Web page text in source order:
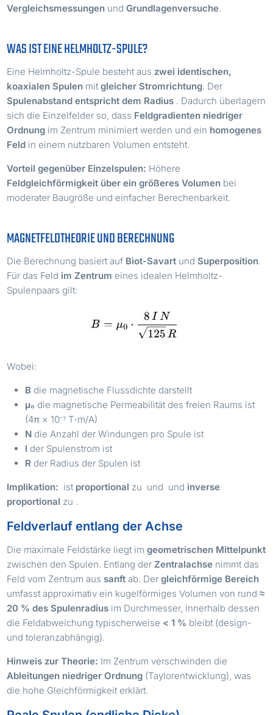
Vergleichsmessungen undGrundlagenversuche.
WAS IST EINE HELMHOLTZ-SPULE?
Eine Helmholtz-Spule besteht aus zwei identischen,
koaxialen Spulen mitgleicher Stromrichtung. Der
Spulenabstand entspricht dem Radius R
. Dadurch überlagern
sich die Einzelfelder so, dass Feldgradienten niedriger
Ordnung im Zentrum minimiert werden und ein homogenes
Feld in einem nutzbaren Volumen entsteht.
Vorteil gegenüber Einzelspulen: Höhere
Feldgleichförmigkeit über ein größeres Volumen bei
moderater Baugröße und einfacher Berechenbarkeit.
MAGNETFELDTHEORIE UND BERECHNUNG
Die Berechnung basiert auf Biot-Savart undSuperposition.
Für das Feld im Zentrum eines idealen Helmholtz-
Spulenpaars gilt:
Wobei:
B die magnetische Flussdichte darstellt
μ₀ die magnetische Permeabilität des freien Raums ist
(4π × 10⁻⁷ T⋅m/A)
N die Anzahl der Windungen pro Spule ist
I der Spulenstrom ist
R der Radius der Spulen ist
Implikation: B
ist proportional zu N
und Iund inverse
proportional zu R.
Feldverlauf entlang der Achse
Die maximale Feldstärke liegt imgeometrischen Mittelpunkt
zwischen den Spulen. Entlang der Zentralachse nimmt das
Feld vom Zentrum aus sanft ab. Dergleichförmige Bereich
umfasst approximativ ein kugelförmiges Volumen von rund≈
20 % des Spulenradius im Durchmesser, innerhalb dessen
die Feldabweichung typischerweise < 1 % bleibt (design-
und toleranzabhängig).
Hinweis zur Theorie: Im Zentrum verschwinden die
Ableitungen niedriger Ordnung (Taylorentwicklung), was
die hohe Gleichförmigkeit erklärt.